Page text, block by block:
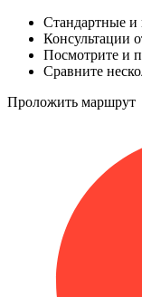
Стандартные и
Консультации
Посмотрите и
Сравните
Проложить маршрут